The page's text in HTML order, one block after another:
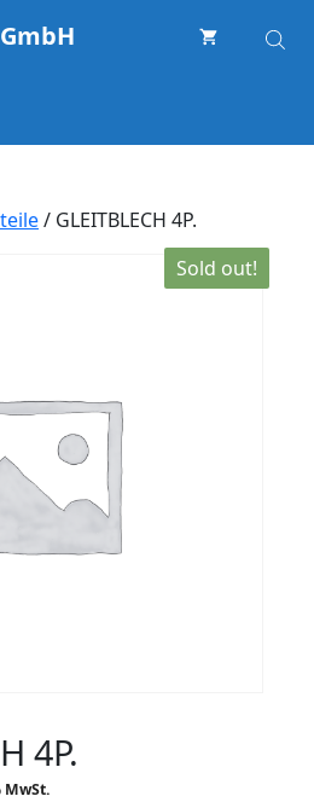
/ GLEITBLECH 4P.
Sold out!
4P.
MwSt.